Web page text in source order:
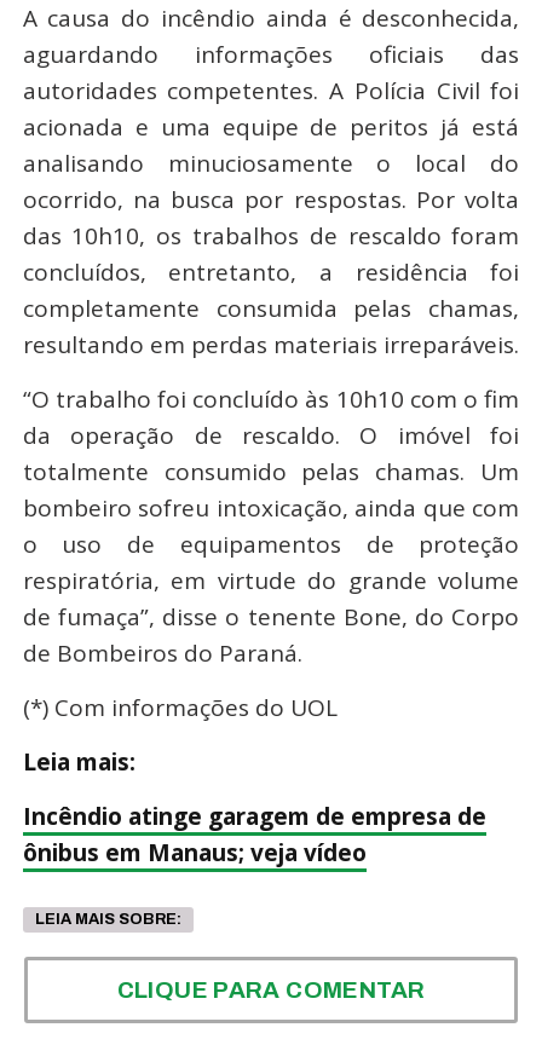
A causa do incêndio ainda é desconhecida,
aguardando informações oficiais das
autoridades competentes. A Polícia Civil foi
acionada e uma equipe de peritos já está
analisando minuciosamente o local do
ocorrido, na busca por respostas. Por volta
das 10h10, os trabalhos de rescaldo foram
concluídos, entretanto, a residência foi
completamente consumida pelas chamas,
resultando em perdas materiais irreparáveis.
“O trabalho foi concluído às 10h10 com o fim
da operação de rescaldo. O imóvel foi
totalmente consumido pelas chamas. Um
bombeiro sofreu intoxicação, ainda que com
o uso de equipamentos de proteção
respiratória, em virtude do grande volume
de fumaça”, disse o tenente Bone, do Corpo
de Bombeiros do Paraná.
(*) Com informações do UOL
Leia mais:
Incêndio atinge garagem de empresa de
ônibus em Manaus; veja vídeo
LEIA MAIS SOBRE:
CLIQUE PARA COMENTAR